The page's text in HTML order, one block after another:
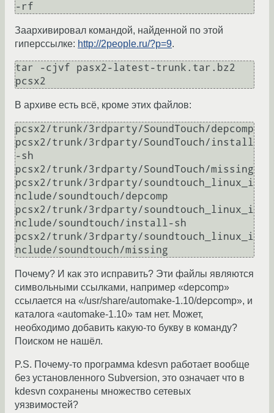
-rf
Заархивировал командой, найденной по этой
гиперссылке: http://2people.ru/?p=9.
tar -cjvf pasx2-latest-trunk.tar.bz2
pcsx2
В архиве есть всё, кроме этих файлов:
pcsx2/trunk/3rdparty/SoundTouch/depcomp
pcsx2/trunk/3rdparty/SoundTouch/install
-sh
pcsx2/trunk/3rdparty/SoundTouch/missing
pcsx2/trunk/3rdparty/soundtouch_linux_i
nclude/soundtouch/depcomp
pcsx2/trunk/3rdparty/soundtouch_linux_i
nclude/soundtouch/install-sh
pcsx2/trunk/3rdparty/soundtouch_linux_i
nclude/soundtouch/missing
Почему? И как это исправить? Эти файлы являются
символьными ссылками, например «depcomp»
ссылается на «/usr/share/automake-1.10/depcomp», и
каталога «automake-1.10» там нет. Может,
необходимо добавить какую-то букву в команду?
Поиском не нашёл.
P.S. Почему-то программа kdesvn работает вообще
без установленного Subversion, это означает что в
kdesvn сохранены множество сетевых
уязвимостей?